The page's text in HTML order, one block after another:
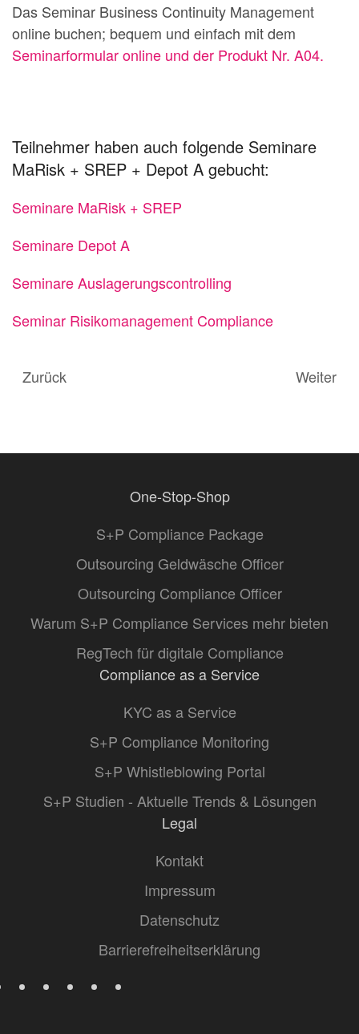
Das Seminar Business Continuity Management
online buchen; bequem und einfach mit dem
Seminarformular online und der Produkt Nr. A04.
Teilnehmer haben auch folgende Seminare
MaRisk + SREP + Depot A gebucht:
Seminare MaRisk + SREP
Seminare Depot A
Seminare Auslagerungscontrolling
Seminar Risikomanagement Compliance
Zurück Weiter
One-Stop-Shop
S+P Compliance Package
Outsourcing Geldwäsche Officer
Outsourcing Compliance Officer
Warum S+P Compliance Services mehr bieten
RegTech für digitale Compliance
Compliance as a Service
KYC as a Service
S+P Compliance Monitoring
S+P Whistleblowing Portal
S+P Studien - Aktuelle Trends & Lösungen
Legal
Kontakt
Impressum
Datenschutz
Barrierefreiheitserklärung